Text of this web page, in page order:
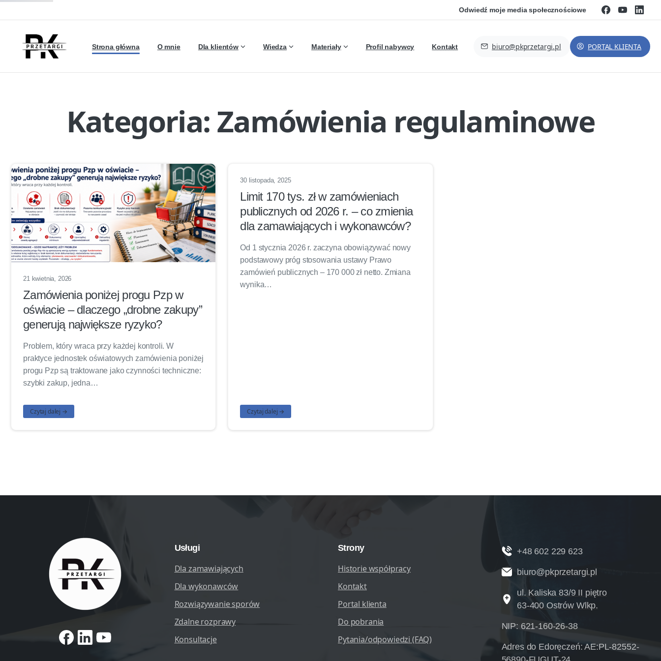
Odwiedź moje media społecznościowe
Strona główna O mnie Dla klientów Wiedza Materiały Profil nabywcy Kontakt biuro@pkprzetargi.pl PORTAL KLIENTA
Kategoria:Zamówienia regulaminowe
21 kwietnia, 2026
Zamówienia poniżej progu Pzp w
oświacie – dlaczego „drobne zakupy”
generują największe ryzyko?
Problem, który wraca przy każdej kontroli. W
praktyce jednostek oświatowych zamówienia poniżej
progu Pzp są traktowane jako czynności techniczne:
szybki zakup, jedna…
Czytaj dalej →
30 listopada, 2025
Limit 170 tys. zł w zamówieniach
publicznych od 2026 r. – co zmienia
dla zamawiających i wykonawców?
Od 1 stycznia 2026 r. zaczyna obowiązywać nowy
podstawowy próg stosowania ustawy Prawo
zamówień publicznych – 170 000 zł netto. Zmiana
wynika…
Czytaj dalej →
Usługi
Dla zamawiających
Dla wykonawców
Rozwiązywanie sporów
Zdalne rozprawy
Konsultacje
Strony
Historie współpracy
Kontakt
Portal klienta
Do pobrania
Pytania/odpowiedzi (FAQ)
+48 602 229 623
biuro@pkprzetargi.pl
ul. Kaliska 83/9 II piętro
63-400 Ostrów Wlkp.
NIP: 621-160-26-38
Adres do Edoręczeń: AE:PL-82552-